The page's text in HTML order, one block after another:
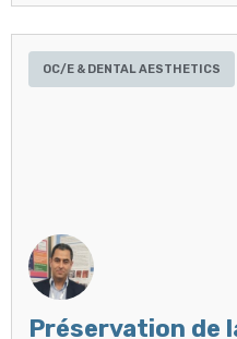
OC/E & DENTAL AESTHETICS
Préservation de